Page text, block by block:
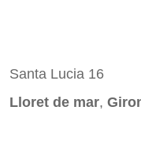
Santa Lucia 16
Lloret de mar,